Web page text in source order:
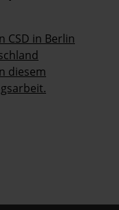
CSD in Berlin
diesem